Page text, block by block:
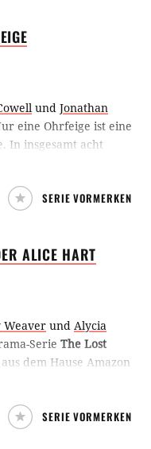
und Jonathan
eine Ohrfeige ist eine
In insgesamt acht
nachdem eine
eines familiären
hat.
SERIE VORMERKEN
ALICE HART
Weaver und Alycia
Serie The Lost
aus dem Hause Amazon
von Holly Ringland.
des Mädchens
erlebt sie
SERIE VORMERKEN